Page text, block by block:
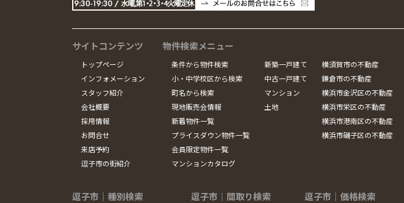
サイトコンテンツ
トップページ
インフォメーション
スタッフ紹介
会社概要
採用情報
お問合せ
来店予約
逗子市の街紹介
物件検索メニュー
条件から物件検索
小・中学校区から検索
町名から検索
現地販売会情報
新着物件一覧
プライスダウン物件一覧
会員限定物件一覧
マンションカタログ
新築一戸建て
中古一戸建て
マンション
土地
横須賀市の不動産
鎌倉市の不動産
横浜市金沢区の不動産
横浜市栄区の不動産
横浜市港南区の不動産
横浜市磯子区の不動産
逗子市｜種別検索 逗子市｜間取り検索 逗子市｜価格検索